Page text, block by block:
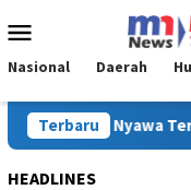
ke
Mobile
Nasional Daerah
Terbaru
MIND ID
HEADLINES